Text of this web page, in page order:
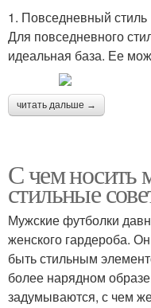
1. Повседневный стиль
Для повседневного
идеальная база. Ее
читать дальше →
С чем носить
стильные
Мужские футболки
женского гардероба.
быть стильным
более нарядном
задумываются, с чем